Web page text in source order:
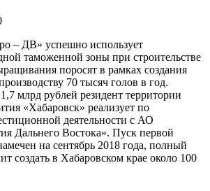
– ДВ» успешно использует
таможенной зоны при строительстве
поросят в рамках создания
70 тысяч голов в год.
млрд рублей резидент территории
«Хабаровск» реализует по
деятельности с АО
Дальнего Востока». Пуск первой
на сентябрь 2018 года, полный
создать в Хабаровском крае около 100